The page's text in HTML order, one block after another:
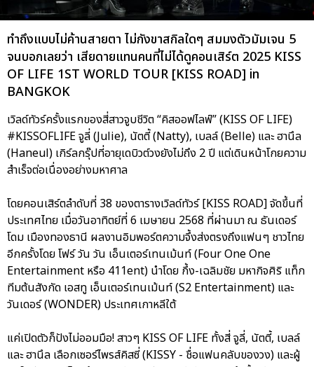
ทำถึงแบบไม่ค้านสายตา ไม่กังขาสกิลใดๆ สมมงตัวมัมเจน 5
จนบอกเลยว่า เสียดายแทนคนที่ไม่ได้ดูคอนเสิร์ต 2025 KISS
OF LIFE 1ST WORLD TOUR [KISS ROAD] in
BANGKOK
เวิลด์ทัวร์ครั้งแรกของสี่สาวจูบชีวิต “คิสออฟไลฟ์” (KISS OF LIFE)
#KISSOFLIFE จูลี่ (Julie), นัตตี้ (Natty), เบลล์ (Belle) และ ฮานึล
(Haneul) เกิร์ลกรุ๊ปที่อายุเดบิวต์วงยังไม่ถึง 2 ปี แต่เดินหน้าโกยความ
สำเร็จต่อเนื่องอย่างมหาศาล
โดยคอนเสิร์ตลำดับที่ 38 ของตารางเวิลด์ทัวร์ [KISS ROAD] จัดขึ้นที่
ประเทศไทย เมื่อวันอาทิตย์ที่ 6 เมษายน 2568 ที่ผ่านมา ณ ธันเดอร์
โดม เมืองทองธานี ผลงานอิมพอร์ตความจึ้งส่งตรงถึงแฟนๆ ชาวไทย
อีกครั้งโดย โฟร์ วัน วัน เอ็นเตอร์เทนเม้นท์ (Four One One
Entertainment หรือ 411ent) นำโดย กึ้ง-เฉลิมชัย มหากิจศิริ แท็ก
ทีมต้นสังกัด เอสทู เอ็นเตอร์เทนเม้นท์ (S2 Entertainment) และ
วันเดอร์ (WONDER) ประเทศเกาหลีใต้
แค่เปิดตัวก็ปังไม่ออมมือ! สาวๆ KISS OF LIFE ทั้งสี่ จูลี่, นัตตี้, เบลล์
และ ฮานึล เลือกเซอร์ไพรส์คิสซี่ (KISSY - ชื่อแฟนคลับของวง) และผู้